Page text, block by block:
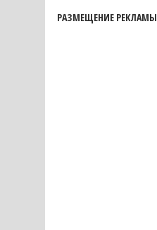
РАЗМЕЩЕНИЕ РЕКЛАМЫ